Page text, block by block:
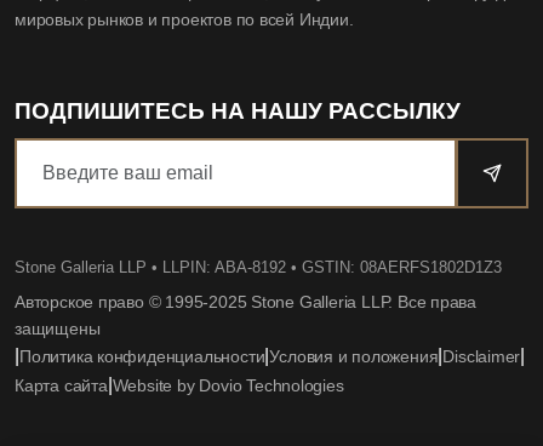
мировых рынков и проектов по всей Индии.
ПОДПИШИТЕСЬ НА НАШУ РАССЫЛКУ
Stone Galleria LLP • LLPIN: ABA-8192 • GSTIN: 08AERFS1802D1Z3
Авторское право © 1995-2025 Stone Galleria LLP. Все права
защищены
Политика конфиденциальности |Условия и положения Disclaimer
Карта сайта Website by Dovio Technologies